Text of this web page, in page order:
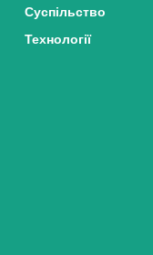
Суспільство
Технології